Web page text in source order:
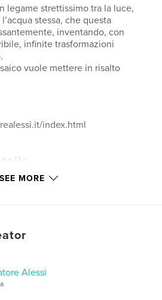
legame strettissimo tra la luce,
stessa, che questa
inventando, con
infinite trasformazioni
vuole mettere in risalto
index.html
Fine Art Photography
9798881210045
2024
SEE MORE
Alessi